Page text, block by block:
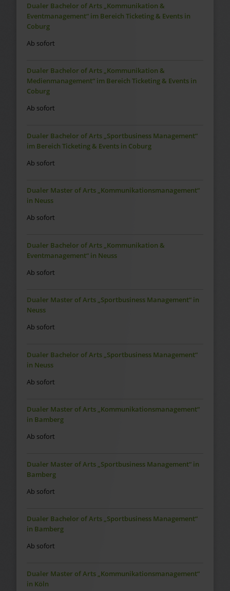
Dualer Bachelor of Arts „Kommunikation &
Eventmanagement“ im Bereich Ticketing & Events in
Coburg
Ab sofort
Dualer Bachelor of Arts „Kommunikation &
Medienmanagement“ im Bereich Ticketing & Events in
Coburg
Ab sofort
Dualer Bachelor of Arts „Sportbusiness Management“
im Bereich Ticketing & Events in Coburg
Ab sofort
Dualer Master of Arts „Kommunikationsmanagement“
in Neuss
Ab sofort
Dualer Bachelor of Arts „Kommunikation &
Eventmanagement“ in Neuss
Ab sofort
Dualer Master of Arts „Sportbusiness Management“ in
Neuss
Ab sofort
Dualer Bachelor of Arts „Sportbusiness Management“
in Neuss
Ab sofort
Dualer Master of Arts „Kommunikationsmanagement“
in Bamberg
Ab sofort
Dualer Master of Arts „Sportbusiness Management“ in
Bamberg
Ab sofort
Dualer Bachelor of Arts „Sportbusiness Management“
in Bamberg
Ab sofort
Dualer Master of Arts „Kommunikationsmanagement“
in Köln